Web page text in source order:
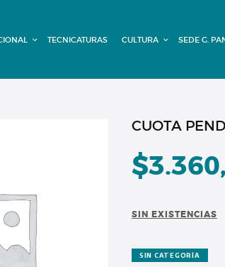
TECNICATURAS CULTURA SEDE G.
CUOTA
$
SIN EXISTENCIAS
SIN CATEGORÍA